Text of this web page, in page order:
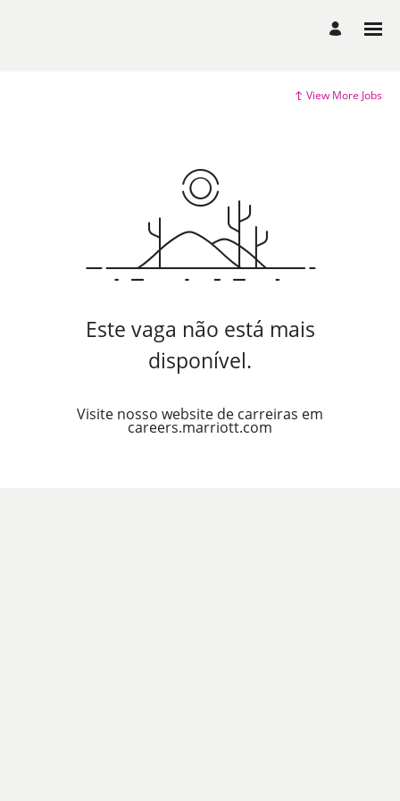
View More Jobs
Este vaga não está mais
disponível.
Visite nosso website de carreiras em
careers.marriott.com